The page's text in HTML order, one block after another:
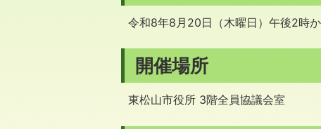
令和8年8月20日（木曜日）午後2時
開催場所
東松山市役所 3階全員協議会室